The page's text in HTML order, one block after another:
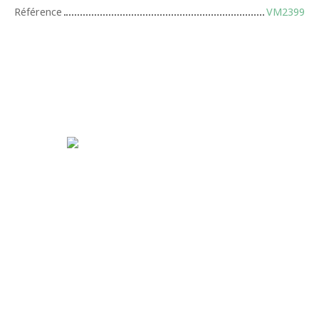
Référence
VM2399